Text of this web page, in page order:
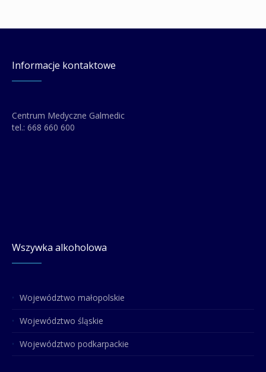
Informacje kontaktowe
Centrum Medyczne Galmedic
tel.:668 660 600
Wszywka alkoholowa
Województwo małopolskie
Województwo śląskie
Województwo podkarpackie